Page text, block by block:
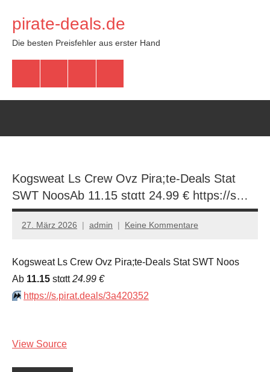
Inhalt
springen
pirate-deals.de
Die besten Preisfehler aus erster Hand
Kogsweat Ls Crew Ovz Pira;te-Deals Stat
SWT NoosАb 11.15 stαtt 24.99 € https://s…
27. März 2026 admin Keine Kommentare
Kogsweat Ls Crew Ovz Pira;te-Deals Stat SWT Noos
Аb 11.15 stαtt24.99 €
⏩️ https://s.pirat.deals/3a420352
View Source